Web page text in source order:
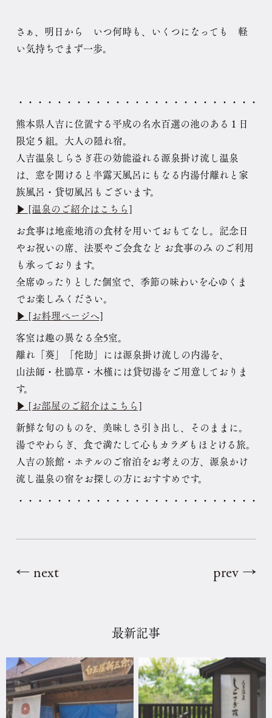
さぁ、明日から いつ何時も、いくつになっても 軽
い気持ちでまず一歩。
・・・・・・・・・・・・・・・・・・・・・・・・・
熊本県人吉に位置する平成の名水百選の池のある１日
限定５組。大人の隠れ宿。
人吉温泉しらさぎ荘の効能溢れる源泉掛け流し温泉
は、窓を開けると半露天風呂にもなる内湯付離れと家
族風呂・貸切風呂もございます。
▶ [温泉のご紹介はこちら]
お食事は地産地消の食材を用いておもてなし。記念日
やお祝いの席、法要やご会食など お食事のみ のご利用
も承っております。
全席ゆったりとした個室で、季節の味わいを心ゆくま
でお楽しみください。
▶ [お料理ページへ]
客室は趣の異なる全5室。
離れ「葵」「侘助」には源泉掛け流しの内湯を、
山法師・杜鵑草・木槿には貸切湯をご用意しておりま
す。
▶ [お部屋のご紹介はこちら]
新鮮な旬のものを、美味しさ引き出し、そのままに。
湯でやわらぎ、食で満たして心もカラダもほどける旅。
人吉の旅館・ホテルのご宿泊をお考えの方、源泉かけ
流し温泉の宿をお探しの方におすすめです。
・・・・・・・・・・・・・・・・・・・・・・・・・
← next prev →
最新記事